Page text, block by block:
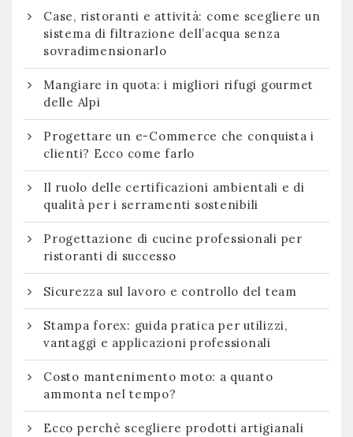
Case, ristoranti e attività: come scegliere un
sistema di filtrazione dell’acqua senza
sovradimensionarlo
Mangiare in quota: i migliori rifugi gourmet
delle Alpi
Progettare un e-Commerce che conquista i
clienti? Ecco come farlo
Il ruolo delle certificazioni ambientali e di
qualità per i serramenti sostenibili
Progettazione di cucine professionali per
ristoranti di successo
Sicurezza sul lavoro e controllo del team
Stampa forex: guida pratica per utilizzi,
vantaggi e applicazioni professionali
Costo mantenimento moto: a quanto
ammonta nel tempo?
Ecco perchè scegliere prodotti artigianali